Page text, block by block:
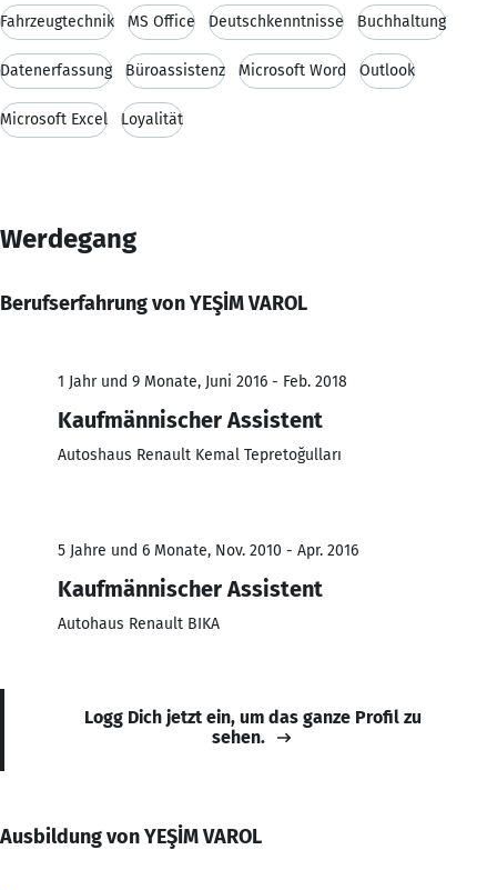
Fahrzeugtechnik MS Office Deutschkenntnisse Buchhaltung
Datenerfassung Büroassistenz Microsoft Word Outlook
Microsoft Excel Loyalität
Werdegang
Berufserfahrung von YEŞİM VAROL
1 Jahr und 9 Monate, Juni 2016 - Feb. 2018
Kaufmännischer Assistent
Autoshaus Renault Kemal Tepretoğulları
5 Jahre und 6 Monate, Nov. 2010 - Apr. 2016
Kaufmännischer Assistent
Autohaus Renault BIKA
Logg Dich jetzt ein, um das ganze Profil zu
sehen.
Ausbildung von YEŞİM VAROL